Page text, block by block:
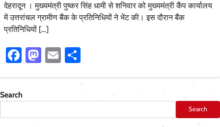
देहरादून । मुख्यमंत्री पुष्कर सिंह धामी से शनिवार को मुख्यमंत्री कैंप कार्यालय
में उत्तरांचल ग्रामीण बैंक के प्रतिनिधियों ने भेंट की। इस दौरान बैंक
प्रतिनिधियों […]
Facebook
Mastodon
Email
Search
Search